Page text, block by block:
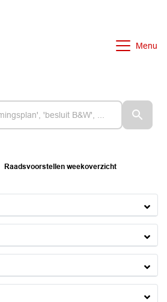
Menu
Raadsvoorstellen weekoverzicht